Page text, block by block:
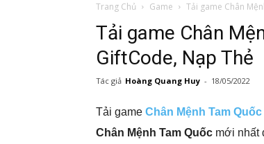
Trang Chủ Game Tải game Chân
Tải game Chân
GiftCode, Nạp Thẻ
Tác giả Hoàng Quang Huy - 18/05/2022
Tải game Chân Mệnh Tam Quốc
Chân Mệnh Tam Quốc mới nhất